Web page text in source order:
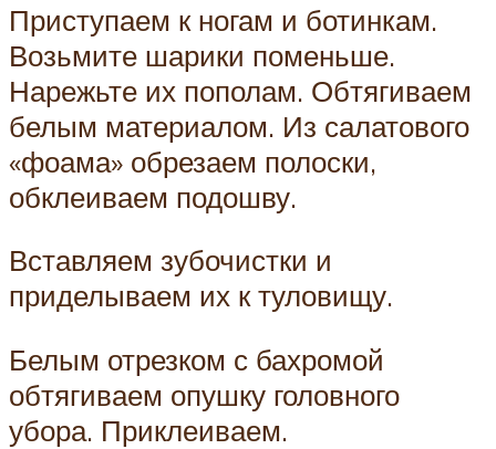
Приступаем к ногам и ботинкам.
Возьмите шарики поменьше.
Нарежьте их пополам. Обтягиваем
белым материалом. Из салатового
«фоама» обрезаем полоски,
обклеиваем подошву.
Вставляем зубочистки и
приделываем их к туловищу.
Белым отрезком с бахромой
обтягиваем опушку головного
убора. Приклеиваем.